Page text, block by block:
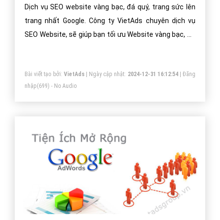
Dịch vụ SEO website vàng bạc, đá quý, trang sức lên
trang nhất Google. Công ty VietAds chuyên dịch vụ
SEO Website, sẽ giúp bạn tối ưu Website vàng bạc, đá
Bài viết tạo bởi: VietAds| Ngày cập nhật: 2024-12-31 16:12:54|Đăng
nhập(699) - No Audio